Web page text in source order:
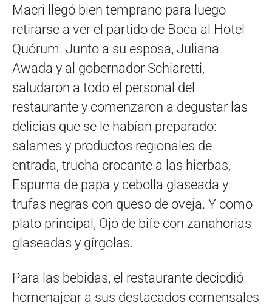
Macri llegó bien temprano para luego
retirarse a ver el partido de Boca al Hotel
Quórum. Junto a su esposa, Juliana
Awada y al gobernador Schiaretti,
saludaron a todo el personal del
restaurante y comenzaron a degustar las
delicias que se le habían preparado:
salames y productos regionales de
entrada, trucha crocante a las hierbas,
Espuma de papa y cebolla glaseada y
trufas negras con queso de oveja. Y como
plato principal, Ojo de bife con zanahorias
glaseadas y gírgolas.
Para las bebidas, el restaurante decicdió
homenajear a sus destacados comensales